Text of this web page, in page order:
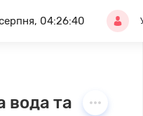
04:26:41
та